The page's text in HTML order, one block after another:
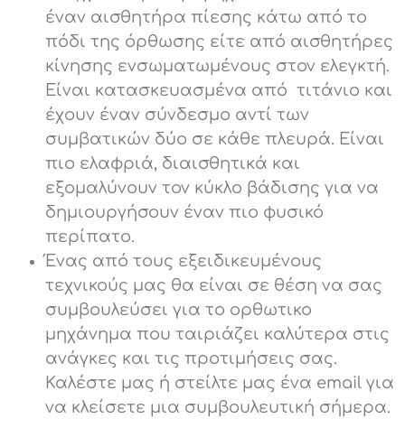
έναν αισθητήρα πίεσης κάτω από το
πόδι της όρθωσης είτε από αισθητήρες
κίνησης ενσωματωμένους στον ελεγκτή.
Είναι κατασκευασμένα από τιτάνιο και
έχουν έναν σύνδεσμο αντί των
συμβατικών δύο σε κάθε πλευρά. Είναι
πιο ελαφριά, διαισθητικά και
εξομαλύνουν τον κύκλο βάδισης για να
δημιουργήσουν έναν πιο φυσικό
περίπατο.
Ένας από τους εξειδικευμένους
τεχνικούς μας θα είναι σε θέση να σας
συμβουλεύσει για το ορθωτικο
μηχάνημα που ταιριάζει καλύτερα στις
ανάγκες και τις προτιμήσεις σας.
Καλέστε μας ή στείλτε μας ένα email για
να κλείσετε μια συμβουλευτική σήμερα.